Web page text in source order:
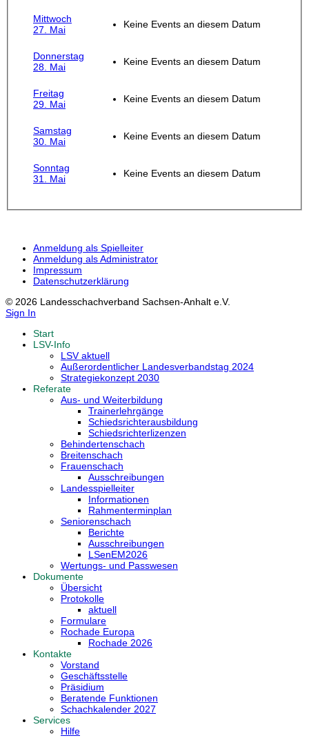
Mittwoch
27. Mai
Keine Events an diesem Datum
Donnerstag
28. Mai
Keine Events an diesem Datum
Freitag
29. Mai
Keine Events an diesem Datum
Samstag
30. Mai
Keine Events an diesem Datum
Sonntag
31. Mai
Keine Events an diesem Datum
Anmeldung als Spielleiter
Anmeldung als Administrator
Impressum
Datenschutzerklärung
© 2026 Landesschachverband Sachsen-Anhalt e.V.
Sign In
Start
LSV-Info
LSV aktuell
Außerordentlicher Landesverbandstag 2024
Strategiekonzept 2030
Referate
Aus- und Weiterbildung
Trainerlehrgänge
Schiedsrichterausbildung
Schiedsrichterlizenzen
Behindertenschach
Breitenschach
Frauenschach
Ausschreibungen
Landesspielleiter
Informationen
Rahmenterminplan
Seniorenschach
Berichte
Ausschreibungen
LSenEM2026
Wertungs- und Passwesen
Dokumente
Übersicht
Protokolle
aktuell
Formulare
Rochade Europa
Rochade 2026
Kontakte
Vorstand
Geschäftsstelle
Präsidium
Beratende Funktionen
Schachkalender 2027
Services
Hilfe